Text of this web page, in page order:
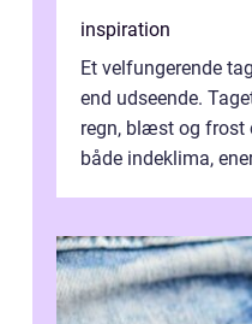
inspiration
Et velfungerende
end udseende.
regn, blæst og frost
både indeklima,